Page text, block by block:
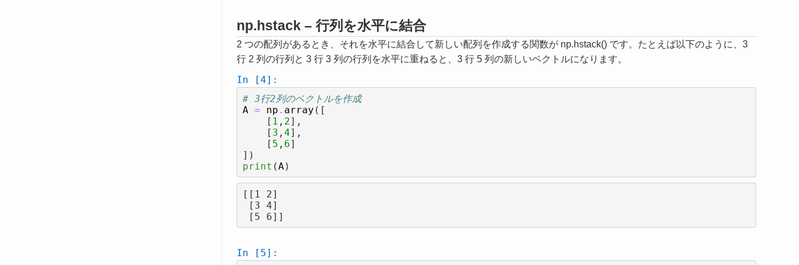
np.hstack – 行列を水平に結合
2 つの配列があるとき、それを水平に結合して新しい配列を作成する関数が np.hstack() です。たとえば以下のように、3
行 2 列の行列と 3 行 3 列の行列を水平に重ねると、3 行 5 列の新しいベクトルになります。
In [4]:
# 3行2列のベクトルを作成
A = np . array ([
[ 1 , 2],
[ 3 , 4],
[ 5 , 6]
])
print (A )
[[1 2]
In [5]: